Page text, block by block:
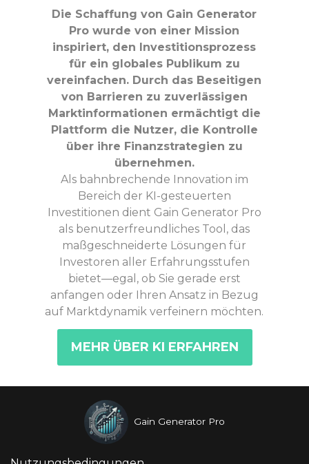
Die Schaffung von Gain Generator
Pro wurde von einer Mission
inspiriert, den Investitionsprozess
für ein globales Publikum zu
vereinfachen. Durch das Beseitigen
von Barrieren zu zuverlässigen
Marktinformationen ermächtigt die
Plattform die Nutzer, die Kontrolle
über ihre Finanzstrategien zu
übernehmen.
Als bahnbrechende Innovation im
Bereich der KI-gesteuerten
Investitionen dient Gain Generator Pro
als benutzerfreundliches Tool, das
maßgeschneiderte Lösungen für
Investoren aller Erfahrungsstufen
bietet—egal, ob Sie gerade erst
anfangen oder Ihren Ansatz in Bezug
auf Marktdynamik verfeinern möchten.
MEHR ÜBER KI ERFAHREN
Gain Generator Pro